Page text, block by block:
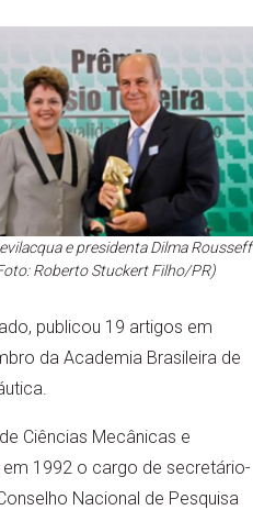
e presidenta Dilma Rousseff
Roberto Stuckert Filho/PR)
publicou 19 artigos em
da Academia Brasileira de
Ciências Mecânicas e
em 1992 o cargo de secretário-
Nacional de Pesquisa